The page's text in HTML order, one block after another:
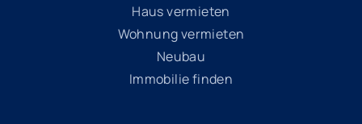
Haus vermieten
Wohnung vermieten
Neubau
Immobilie finden